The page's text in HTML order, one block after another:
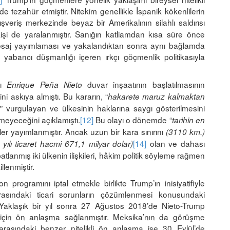
tezahür etmiştir. Nitekim genellikle İspanik kökenlilerin
merkezinde beyaz bir Amerikalının silahlı saldırısı
de yaralanmıştır. Sanığın katliamdan kısa süre önce
yayımlaması ve yakalandıktan sonra aynı bağlamda
düşmanlığı içeren ırkçı göçmenlik politikasıyla
Enrique Peña Nieto duvar inşaatının başlatılmasının
askıya almıştı. Bu kararın, “hakarete maruz kalmaktan
” vurgulayan ve ülkesinin haklarına saygı gösterilmesini
açıklamıştı.[12]Bu olayı o dönemde “tarihin en
Ancak uzun bir kara sınırını (3110 km.)
ticaret hacmi 671,1 milyar dolar)[14] olan ve dahası
iki ülkenin ilişkileri, hâkim politik söyleme rağmen
iptal etmekle birlikte Trump’ın inisiyatifiyle
ticari sorunların çözümlenmesi konusundaki
bir yıl sonra 27 Ağustos 2018’de Nieto-Trump
ön anlaşma sağlanmıştır. Meksika’nın da görüşme